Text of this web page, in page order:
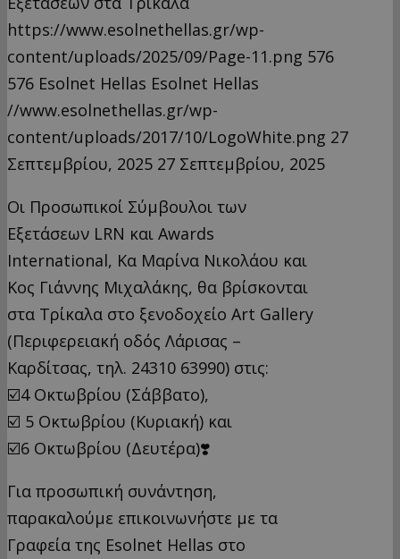
https://www.esolnethellas.gr/wp-
content/uploads/2025/09/Page-11.png 576
576 Esolnet Hellas Esolnet Hellas
//www.esolnethellas.gr/wp-
content/uploads/2017/10/LogoWhite.png 27
Σεπτεμβρίου, 2025 27 Σεπτεμβρίου, 2025
Οι Προσωπικοί Σύμβουλοι των
Εξετάσεων LRN και Awards
International, Κα Μαρίνα Νικολάου και
Κος Γιάννης Μιχαλάκης, θα βρίσκονται
στα Τρίκαλα στο ξενοδοχείο Art Gallery
(Περιφερειακή οδός Λάρισας –
Καρδίτσας, τηλ. 24310 63990) στις:
☑️4 Οκτωβρίου (Σάββατο),
☑️ 5 Οκτωβρίου (Κυριακή) και
☑️6 Οκτωβρίου (Δευτέρα)❣️
Για προσωπική συνάντηση,
παρακαλούμε επικοινωνήστε με τα
Γραφεία της Esolnet Hellas στο